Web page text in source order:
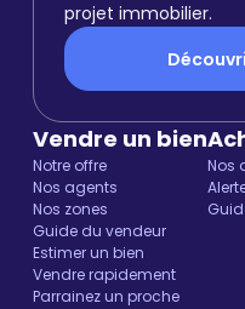
projet immobilier.
Vendre un bien
Notre offre
Nos agents
Nos zones
Guide du vendeur
Estimer un bien
Vendre rapidement
Parrainez un proche
Nos